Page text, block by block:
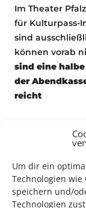
Um dir ein
Technologien wie
speichern und/
Technologien
Im Theater
für Kulturpass-
sind
können vorab
sind eine
der
reicht